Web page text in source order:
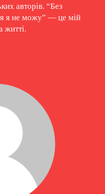
авторів. “Без
я не можу” — це мій
житті.